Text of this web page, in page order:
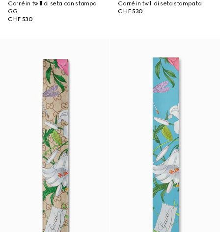
Carré in twill di seta con stampa
GG
CHF 530
Carré in twill di seta stampata
CHF 530